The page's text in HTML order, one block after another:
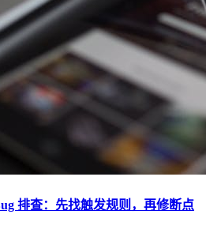
排查：先找触发规则，再修断点